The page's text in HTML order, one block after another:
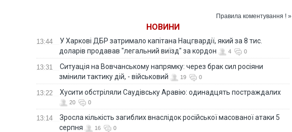
Правила коментування ! »
НОВИНИ
13:44
У Харкові ДБР затримало капітана Нацгвардії, який за 8 тис.
доларів продавав "легальний виїзд" за кордон
4 0
13:31
Ситуація на Вовчанському напрямку: через брак сил росіяни
змінили тактику дій, - військовий
19 0
13:22 Хусити обстріляли Саудівську Аравію: одинадцять постраждалих
20 0
13:14
Зросла кількість загиблих внаслідок російської масованої атаки 5
серпня
16 0